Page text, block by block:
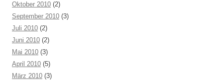
Oktober 2010 (2)
September 2010 (3)
Juli 2010 (2)
Juni 2010 (2)
Mai 2010 (3)
April 2010 (5)
März 2010 (3)